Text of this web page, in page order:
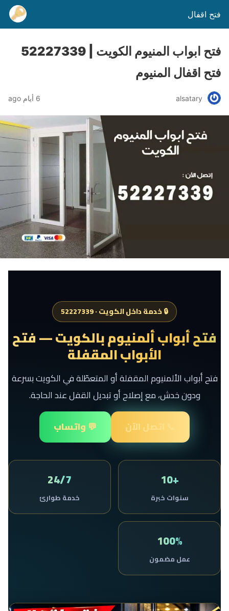
فتح اقفال
فتح ابواب المنيوم الكويت | 52227339
فتح اقفال المنيوم
alsatary 6 أيام ago
🔒 خدمة داخل الكويت · 52227339
فتح أبواب ألمنيوم بالكويت — فتح
الأبواب المقفلة
فتح أبواب الألمنيوم المقفلة أو المتعطّلة في الكويت بسرعة
ودون خدش، مع إصلاح أو تبديل القفل عند الحاجة.
📞 اتصل الآن
💬 واتساب
+10
سنوات خبرة
24/7
خدمة طوارئ
100%
عمل مضمون